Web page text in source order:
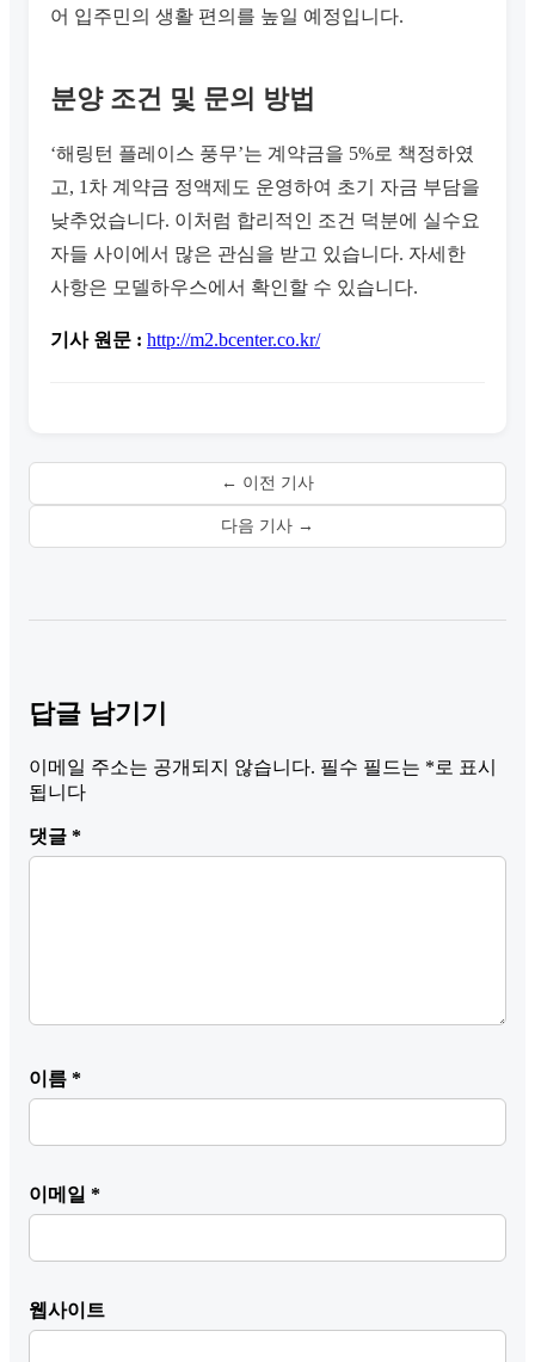
어 입주민의 생활 편의를 높일 예정입니다.
분양 조건 및 문의 방법
‘해링턴 플레이스 풍무’는 계약금을 5%로 책정하였
고, 1차 계약금 정액제도 운영하여 초기 자금 부담을
낮추었습니다. 이처럼 합리적인 조건 덕분에 실수요
자들 사이에서 많은 관심을 받고 있습니다. 자세한
사항은 모델하우스에서 확인할 수 있습니다.
기사 원문 : http://m2.bcenter.co.kr/
← 이전 기사
다음 기사 →
답글 남기기
이메일 주소는 공개되지 않습니다. 필수 필드는 *로 표시
됩니다
댓글 *
이름 *
이메일 *
웹사이트